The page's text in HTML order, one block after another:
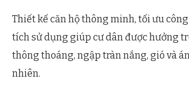
Thiết kế căn hộ thông minh, tối ưu
tích sử dụng giúp cư dân được hưởng
thông thoáng, ngập tràn nắng, gió và
nhiên.